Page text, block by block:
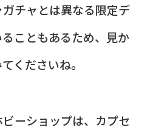
チャとは異なる限定デ
こともあるため、見か
くださいね。
ビーショップは、カプセ